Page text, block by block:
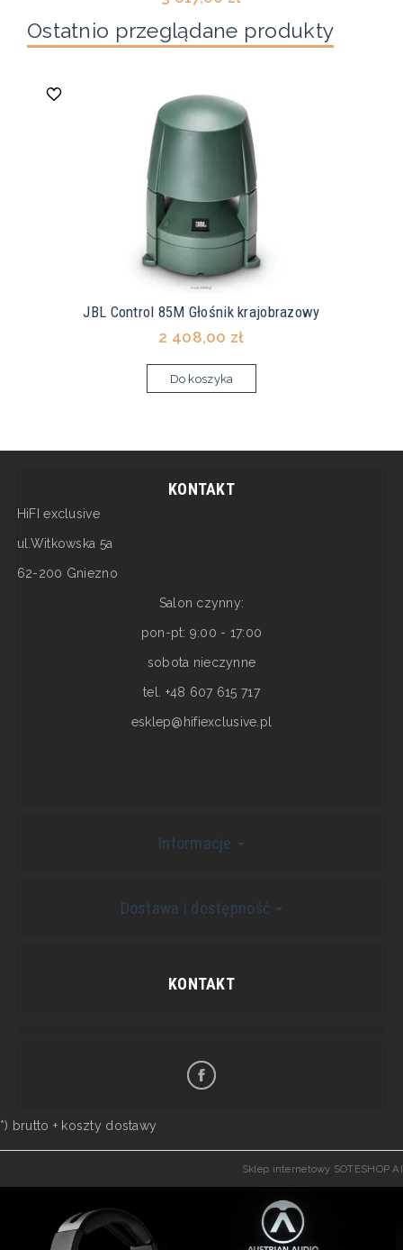
Ostatnio przeglądane produkty
JBL Control 85M Głośnik krajobrazowy
2 408,00 zł
Do koszyka
KONTAKT
HiFI exclusive
ul.Witkowska 5a
62-200 Gniezno
Salon czynny:
pon-pt: 9:00 - 17:00
sobota nieczynne
tel. +48 607 615 717
esklep@hifiexclusive.pl
Informacje
Dostawa i dostępność
KONTAKT
*) brutto + koszty dostawy
Sklep internetowy SOTESHOP AI